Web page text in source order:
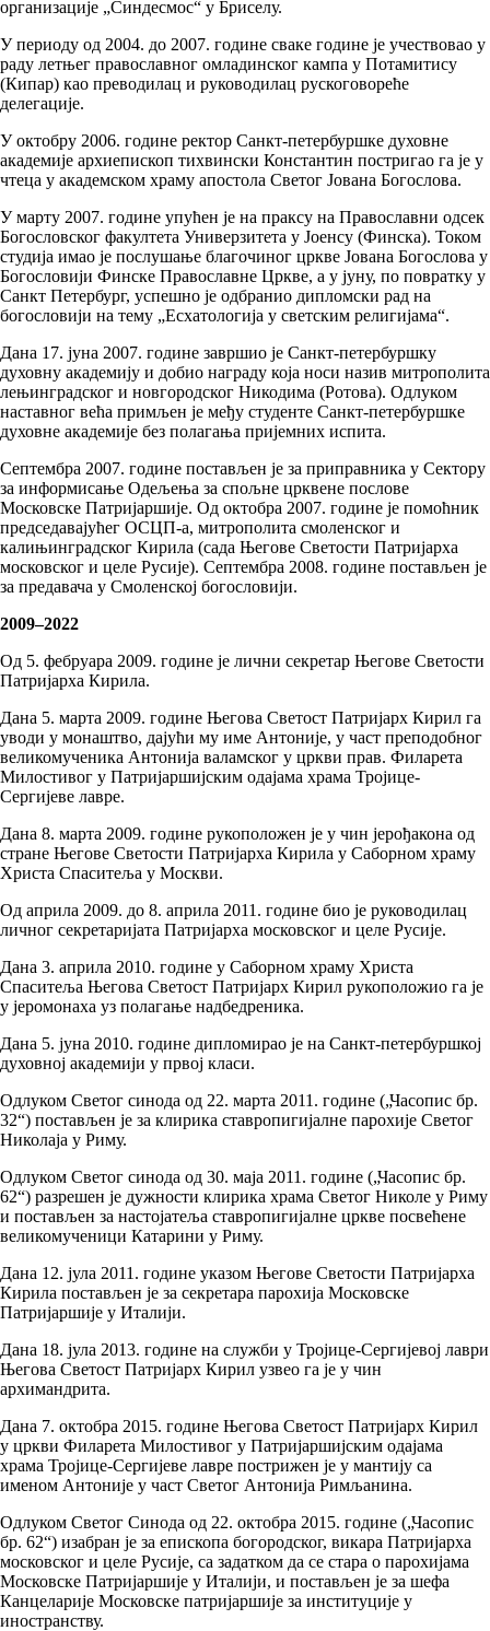
организације „Синдесмос“ у Бриселу.
У периоду од 2004. до 2007. године сваке године је учествовао у
раду летњег православног омладинског кампа у Потамитису
(Кипар) као преводилац и руководилац рускоговореће
делегације.
У октобру 2006. године ректор Санкт-петербуршке духовне
академије архиепископ тихвински Константин постригао га је у
чтеца у академском храму апостола Светог Јована Богослова.
У марту 2007. године упућен је на праксу на Православни одсек
Богословског факултета Универзитета у Јоенсу (Финска). Током
студија имао је послушање благочиног цркве Јована Богослова у
Богословији Финске Православне Цркве, а у јуну, по повратку у
Санкт Петербург, успешно је одбранио дипломски рад на
богословији на тему „Есхатологија у светским религијама“.
Дана 17. јуна 2007. године завршио је Санкт-петербуршку
духовну академију и добио награду која носи назив митрополита
лењинградског и новгородског Никодима (Ротова). Одлуком
наставног већа примљен је међу студенте Санкт-петербуршке
духовне академије без полагања пријемних испита.
Септембра 2007. године постављен је за приправника у Сектору
за информисање Одељења за спољне црквене послове
Московске Патријаршије. Од октобра 2007. године је помоћник
председавајућег ОСЦП-а, митрополита смоленског и
калињинградског Кирила (сада Његове Светости Патријарха
московског и целе Русије). Септембра 2008. године постављен је
за предавача у Смоленској богословији.
2009–2022
Од 5. фебруара 2009. године је лични секретар Његове Светости
Патријарха Кирила.
Дана 5. марта 2009. године Његова Светост Патријарх Кирил га
уводи у монаштво, дајући му име Антоније, у част преподобног
великомученика Антонија валамског у цркви прав. Филарета
Милостивог у Патријаршијским одајама храма Тројице-
Сергијеве лавре.
Дана 8. марта 2009. године рукоположен је у чин јерођакона од
стране Његове Светости Патријарха Кирила у Саборном храму
Христа Спаситеља у Москви.
Од априла 2009. до 8. априла 2011. године био је руководилац
личног секретаријата Патријарха московског и целе Русије.
Дана 3. априла 2010. године у Саборном храму Христа
Спаситеља Његова Светост Патријарх Кирил рукоположио га је
у јеромонаха уз полагање надбедреника.
Дана 5. јуна 2010. године дипломирао је на Санкт-петербуршкој
духовној академији у првој класи.
Одлуком Светог синода од 22. марта 2011. године („Часопис бр.
32“) постављен је за клирика ставропигијалне парохије Светог
Николаја у Риму.
Одлуком Светог синода од 30. маја 2011. године („Часопис бр.
62“) разрешен је дужности клирика храма Светог Николе у Риму
и постављен за настојатеља ставропигијалне цркве посвећене
великомученици Катарини у Риму.
Дана 12. јула 2011. године указом Његове Светости Патријарха
Кирила постављен је за секретара парохија Московске
Патријаршије у Италији.
Дана 18. јула 2013. године на служби у Тројице-Сергијевој лаври
Његова Светост Патријарх Кирил узвео га је у чин
архимандрита.
Дана 7. октобра 2015. године Његова Светост Патријарх Кирил
у цркви Филарета Милостивог у Патријаршијским одајама
храма Тројице-Сергијеве лавре пострижен је у мантију са
именом Антоније у част Светог Антонија Римљанина.
Одлуком Светог Синода од 22. октобра 2015. године („Часопис
бр. 62“) изабран је за епископа богородског, викара Патријарха
московског и целе Русије, са задатком да се стара о парохијама
Московске Патријаршије у Италији, и постављен је за шефа
Канцеларије Московске патријаршије за институције у
иностранству.